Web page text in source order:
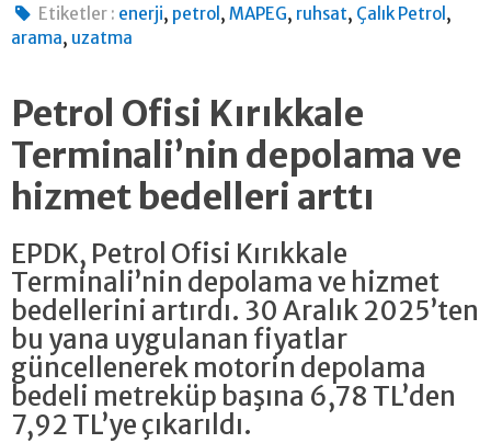
Etiketler : enerji, petrol ,MAPEG, ruhsat, Çalık Petrol ,
arama, uzatma
Petrol Ofisi Kırıkkale
Terminali’nin depolama ve
hizmet bedelleri arttı
EPDK, Petrol Ofisi Kırıkkale
Terminali’nin depolama ve hizmet
bedellerini artırdı. 30 Aralık 2025’ten
bu yana uygulanan fiyatlar
güncellenerek motorin depolama
bedeli metreküp başına 6,78 TL’den
7,92 TL’ye çıkarıldı.